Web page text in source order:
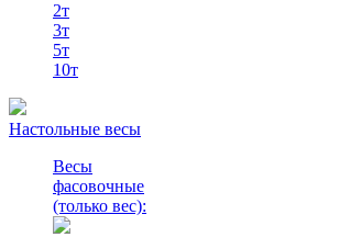
2т
3т
5т
10т
Настольные весы
Весы
фасовочные
(только вес):